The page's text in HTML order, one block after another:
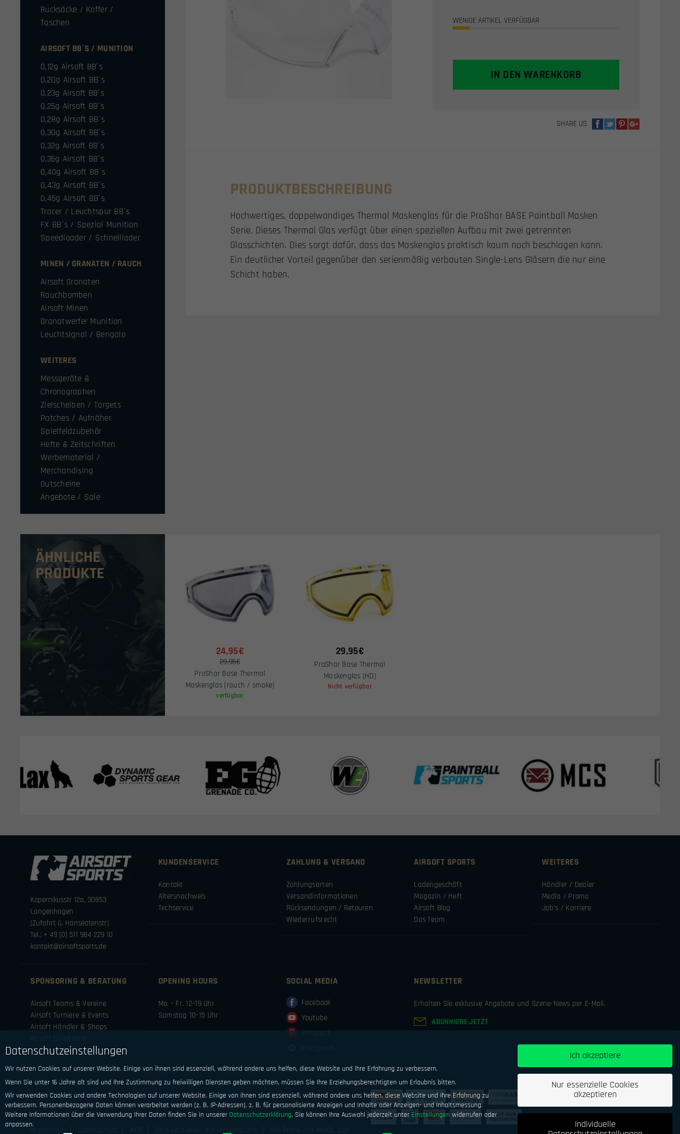
Rucksäcke / Koffer /
Taschen
AIRSOFT BB´S / MUNITION
0,12g Airsoft BB´s
0,20g Airsoft BB´s
0,23g Airsoft BB´s
0,25g Airsoft BB´s
0,28g Airsoft BB´s
0,30g Airsoft BB´s
0,32g Airsoft BB´s
0,36g Airsoft BB´s
0,40g Airsoft BB´s
0,43g Airsoft BB´s
0,45g Airsoft BB´s
Tracer / Leuchtspur BB´s
FX BB´s / Spezial Munition
Speedloader / Schnelllader
MINEN / GRANATEN / RAUCH
Airsoft Granaten
Rauchbomben
Airsoft Minen
Granatwerfer Munition
Leuchtsignal / Bengalo
WEITERES
Messgeräte &
Chronographen
Zielscheiben / Targets
Patches / Aufnäher
Spielfeldzubehör
Hefte & Zeitschriften
Werbematerial /
Merchandising
Gutscheine
Angebote / Sale
war:
14,95€
WENIGE ARTIKEL VERFÜGBAR
IN DEN WARENKORB
SHARE US
PRODUKTBESCHREIBUNG
Hochwertiges, doppelwandiges Thermal Maskenglas für die ProShar BASE Paintball Masken
Serie. Dieses Thermal Glas verfügt über einen speziellen Aufbau mit zwei getrennten
Glasschichten. Dies sorgt dafür, dass das Maskenglas praktisch kaum noch beschlagen kann.
Ein deutlicher Vorteil gegenüber den serienmäßig verbauten Single-Lens Gläsern die nur eine
Schicht haben.
ÄHNLICHE
PRODUKTE
24,95€
29,95€
ProShar Base Thermal
Maskenglas (rauch / smoke)
verfügbar
29,95€
ProShar Base Thermal
Maskenglas (HD)
Nicht verfügbar
Kopernikusstr 12a, 30853
Langenhagen
(Zufahrt ü. Hanseatenstr)
Tel.: + 49 [0] 511 984 229 10
kontakt@airsoftsports.de
KUNDENSERVICE
Kontakt
Altersnachweis
Techservice
ZAHLUNG & VERSAND
Zahlungsarten
Versandinformationen
Rücksendungen / Retouren
Wiederrufsrecht
AIRSOFT SPORTS
Ladengeschäft
Magazin / Heft
Airsoft Blog
Das Team
WEITERES
Händler / Dealer
Media / Promo
Job’s / Karriere
SPONSORING & BERATUNG
Airsoft Teams & Vereine
Airsoft Turniere & Events
Airsoft Händler & Shops
OPENING HOURS
Mo. - Fr. 12-19 Uhr
Samstag 10-15 Uhr
SOCIAL MEDIA
Facebook
Youtube
Pinterest
NEWSLETTER
Erhalten Sie exklusive Angebote und Szene-News per E-Mail.
ABONNIERE JETZT
Datenschutzeinstellungen
Wir nutzen Cookies auf unserer Website. Einige von ihnen sind essenziell, während andere uns helfen, diese Website und Ihre Erfahrung zu verbessern.
Wenn Sie unter 16 Jahre alt sind und Ihre Zustimmung zu freiwilligen Diensten geben möchten, müssen Sie Ihre Erziehungsberechtigten um Erlaubnis bitten.
Wir verwenden Cookies und andere Technologien auf unserer Website. Einige von ihnen sind essenziell, während andere uns helfen, diese Website und Ihre Erfahrung zu
verbessern. Personenbezogene Daten können verarbeitet werden (z. B. IP-Adressen), z. B. für personalisierte Anzeigen und Inhalte oder Anzeigen- und Inhaltsmessung.
Weitere Informationen über die Verwendung Ihrer Daten finden Sie in unserer Datenschutzerklärung. Sie können Ihre Auswahl jederzeit unter Einstellungen widerrufen oder
anpassen.
Ich akzeptiere
Nur essenzielle Cookies
akzeptieren
Individuelle